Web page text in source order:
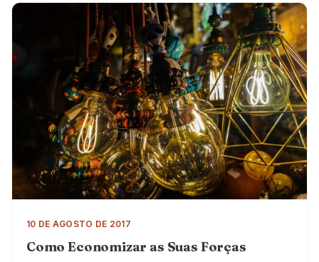
10 DE AGOSTO DE 2017
Como Economizar as Suas Forças